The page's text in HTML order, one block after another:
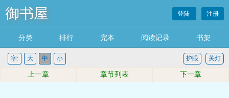
御书屋 登陆 注册
分类 排行 完本 阅读记录 书架
字: 大 中 小 关灯
护眼
上一章 章节列表 下一章